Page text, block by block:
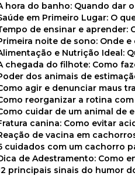
A hora do banho: Quando
Saúde em Primeiro Lugar: O
Tempo de ensinar e
Primeira noite de sono: Onde
Alimentação e Nutrição Ideal:
A chegada do filhote: Como
Poder dos animais de
Como agir e denunciar maus
Como reorganizar a rotina
Como cuidar de um animal de
Fratura canina: Como evitar
Reação de vacina em
6 cuidados com um cachorro
Dica de Adestramento: Como
12 principais sinais do humor